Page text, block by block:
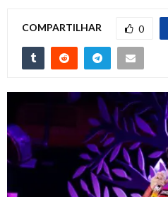
COMPARTILHAR 0